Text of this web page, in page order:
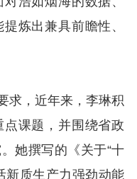
炼出兼具前瞻性、
求，近年来，李琳积
课题，并围绕省政
她撰写的《关于“十
新质生产力强劲动能